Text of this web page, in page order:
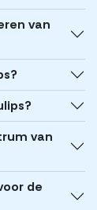
van
van
de